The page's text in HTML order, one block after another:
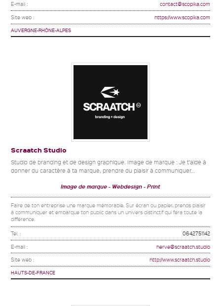
E-mail : contact@scopika.com
Site web : https://www.scopika.com
AUVERGNE-RHÔNE-ALPES
Scraatch Studio
Studio de branding et de design graphique. Image de marque : Je t’aide à
donner du caractère à ta marque, prendre du plaisir à communiquer...
Image de marque Webdesign Print
Faire de ton entreprise une marque mémorable. Sur écran ou papier, prends plaisir
à communiquer et embarque ton public dans un univers distinctif qui fera toute la
différence.
Tel. : 0642751142
E-mail : herve@scraatch.studio
Site web : http://www.scraatch.studio
HAUTS-DE-FRANCE